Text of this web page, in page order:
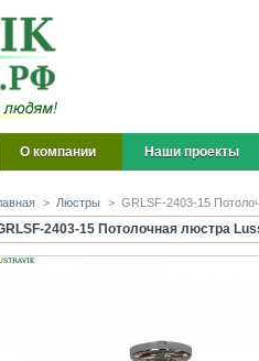
О компании Наши проекты
> Люстры > GRLSF-2403-15
2403-15 Потолочная люстра